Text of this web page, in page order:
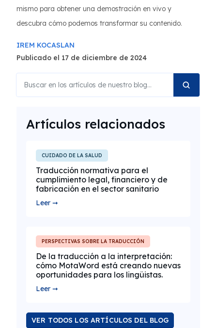
mismo para obtener una demostración en vivo y
descubra cómo podemos transformar su contenido.
IREM KOCASLAN
Publicado el 17 de diciembre de 2024
Artículos relacionados
CUIDADO DE LA SALUD
Traducción normativa para el
cumplimiento legal, financiero y de
fabricación en el sector sanitario
Leer ➞
PERSPECTIVAS SOBRE LA TRADUCCIÓN
De la traducción a la interpretación:
cómo MotaWord está creando nuevas
oportunidades para los lingüistas.
Leer ➞
VER TODOS LOS ARTÍCULOS DEL BLOG